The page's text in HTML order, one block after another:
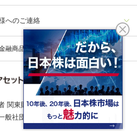
へのご連絡
融商品勧誘方針
関東財務局長（金商）第324号
般社団法人資産運用業協会